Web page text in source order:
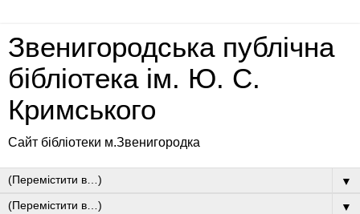
Звенигородська публічна
бібліотека ім. Ю. С.
Кримського
Сайт бібліотеки м.Звенигородка
▼
▼